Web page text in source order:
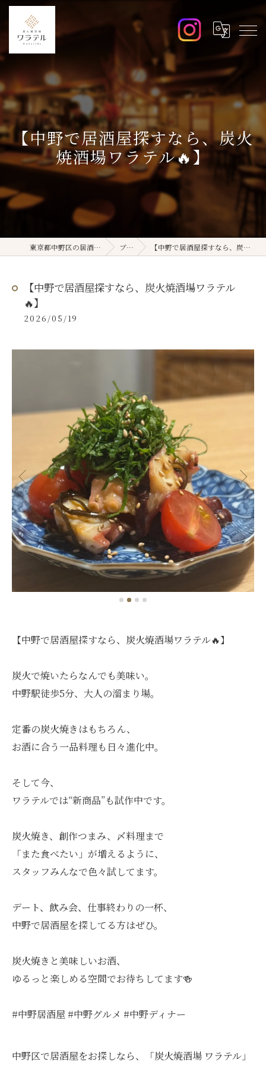
【中野で居酒屋探すなら、炭火
焼酒場ワラテル🔥】
東京都中野区の居酒屋ならワラテル ブログ 【中野で居酒屋探すなら、炭火焼酒場ワラテル🔥】
【中野で居酒屋探すなら、炭火焼酒場ワラテル
🔥】
2026/05/19
【中野で居酒屋探すなら、炭火焼酒場ワラテル🔥】
炭火で焼いたらなんでも美味い。
中野駅徒歩5分、大人の溜まり場。
定番の炭火焼きはもちろん、
お酒に合う一品料理も日々進化中。
そして今、
ワラテルでは“新商品”も試作中です。
炭火焼き、創作つまみ、〆料理まで
「また食べたい」が増えるように、
スタッフみんなで色々試してます。
デート、飲み会、仕事終わりの一杯、
中野で居酒屋を探してる方はぜひ。
炭火焼きと美味しいお酒、
ゆるっと楽しめる空間でお待ちしてます🍻
#中野居酒屋 #中野グルメ #中野ディナー
中野区で居酒屋をお探しなら、「炭火焼酒場 ワラテル」